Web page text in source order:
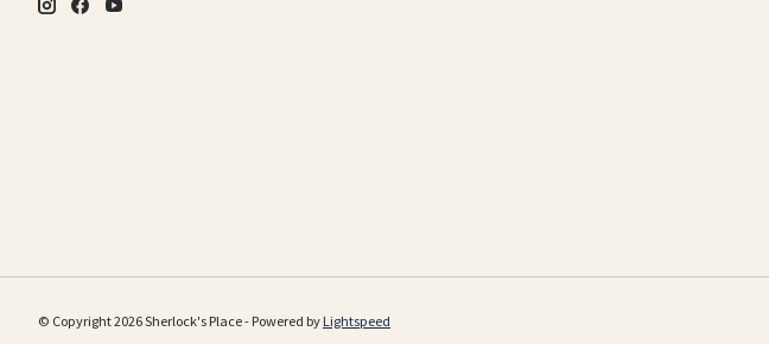
© Copyright 2026 Sherlock's Place - Powered byLightspeed